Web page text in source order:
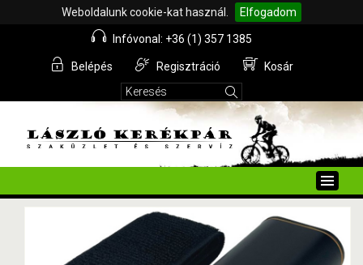
Weboldalunk cookie-kat használ. Elfogadom
Infóvonal: +36 (1) 357 1385
Belépés Regisztráció Kosár
Toggle